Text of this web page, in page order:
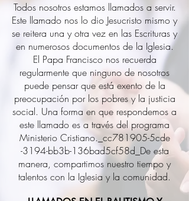
Todos nosotros estamos llamados a servir.
Este llamado nos lo dio Jesucristo mismo y
se reitera una y otra vez en las Escrituras y
en numerosos documentos de la Iglesia.
El Papa Francisco nos recuerda
regularmente que ninguno de nosotros
puede pensar que está exento de la
preocupación por los pobres y la justicia
social. Una forma en que respondemos a
este llamado es a través del programa
Ministerio Cristiano._cc781905-5cde
-3194-bb3b-136bad5cf58d_De esta
manera, compartimos nuestro tiempo y
talentos con la Iglesia y la comunidad.